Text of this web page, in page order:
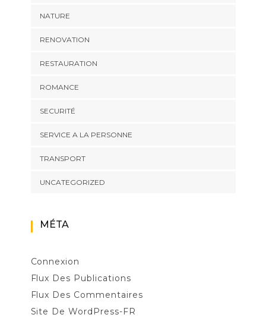
NATURE
RENOVATION
RESTAURATION
ROMANCE
SECURITÉ
SERVICE A LA PERSONNE
TRANSPORT
UNCATEGORIZED
MÉTA
Connexion
Flux Des Publications
Flux Des Commentaires
Site De WordPress-FR